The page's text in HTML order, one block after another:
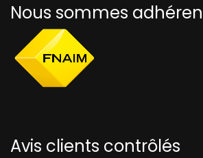
Nous sommes
Avis clients contrôlés